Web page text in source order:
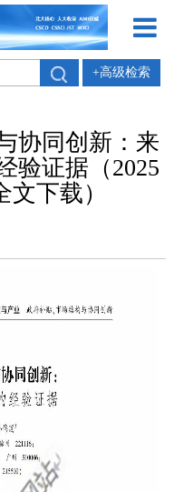
+高级检索
协同创新：来
验证据（2025
下载）